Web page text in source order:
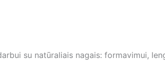
su natūraliais nagais: formavimui,